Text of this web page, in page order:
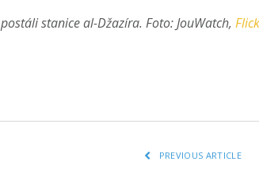
stanice al-Džazíra. Foto: JouWatch,
PREVIOUS ARTICLE